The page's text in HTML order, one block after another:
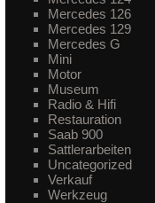
Mercedes 126
Mercedes 129
Mercedes G
Mini
Motor
Museum
Radio & Hifi
Restauration
Saab 900
Sattlerarbeiten
Uncategorized
Verkauf
Werkzeug